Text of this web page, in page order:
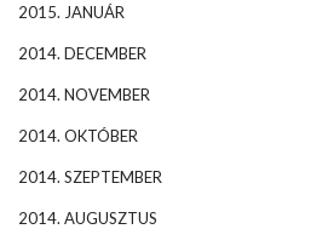
2015. JANUÁR
2014. DECEMBER
2014. NOVEMBER
2014. OKTÓBER
2014. SZEPTEMBER
2014. AUGUSZTUS